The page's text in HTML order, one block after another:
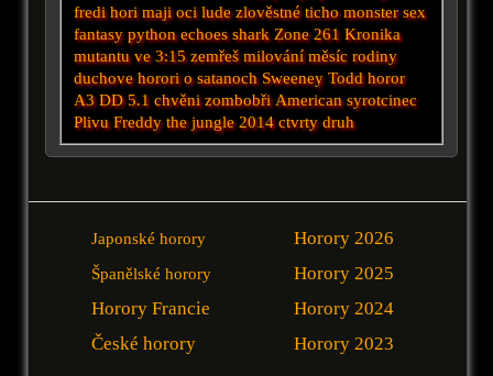
fredi hori maji oci lude zlověstné ticho monster sex
fantasy python echoes shark Zone 261 Kronika
mutantu ve 3:15 zemřeš milování měsíc rodiny
duchovehorori o satanoch Sweeney Toddhoror
A3 DD 5.1 chvěni zombobři American syrotcinec
Plivu Freddy the jungle 2014 ctvrty druh
Japonské horory
Španělské horory
Horory Francie
České horory
Horory 2026
Horory 2025
Horory 2024
Horory 2023